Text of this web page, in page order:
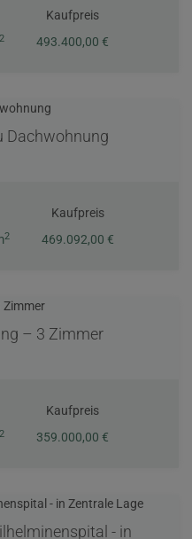
2
Kaufpreis
493.400,00 €
Dachwohnung
2
Kaufpreis
469.092,00 €
– 3 Zimmer
2
Kaufpreis
359.000,00 €
- in